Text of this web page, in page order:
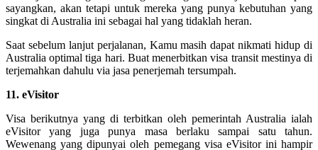
sayangkan, akan tetapi untuk mereka yang punya kebutuhan yang
singkat di Australia ini sebagai hal yang tidaklah heran.
Saat sebelum lanjut perjalanan, Kamu masih dapat nikmati hidup di
Australia optimal tiga hari. Buat menerbitkan visa transit mestinya di
terjemahkan dahulu via jasa penerjemah tersumpah.
11. eVisitor
Visa berikutnya yang di terbitkan oleh pemerintah Australia ialah
eVisitor yang juga punya masa berlaku sampai satu tahun.
Wewenang yang dipunyai oleh pemegang visa eVisitor ini hampir